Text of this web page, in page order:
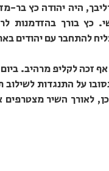
היה יהודה כץ בר-
כץ בורך בהזדמנות
להתחבר עם יהודים
זכה לקליפ מרהיב. ביום
על התנגדות לשילוב
לאורך השיר